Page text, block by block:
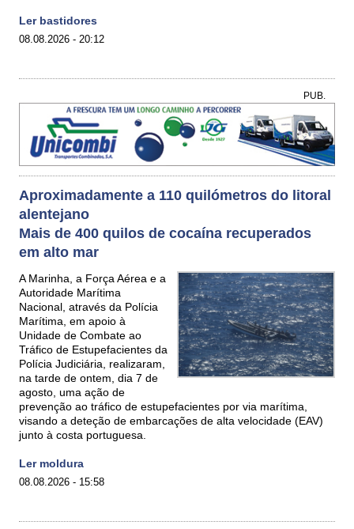
Ler bastidores
08.08.2026 - 20:12
PUB.
Aproximadamente a 110 quilómetros do litoral
alentejano
Mais de 400 quilos de cocaína recuperados
em alto mar
A Marinha, a Força Aérea e a
Autoridade Marítima
Nacional, através da Polícia
Marítima, em apoio à
Unidade de Combate ao
Tráfico de Estupefacientes da
Polícia Judiciária, realizaram,
na tarde de ontem, dia 7 de
agosto, uma ação de
prevenção ao tráfico de estupefacientes por via marítima,
visando a deteção de embarcações de alta velocidade (EAV)
junto à costa portuguesa.
Ler moldura
08.08.2026 - 15:58